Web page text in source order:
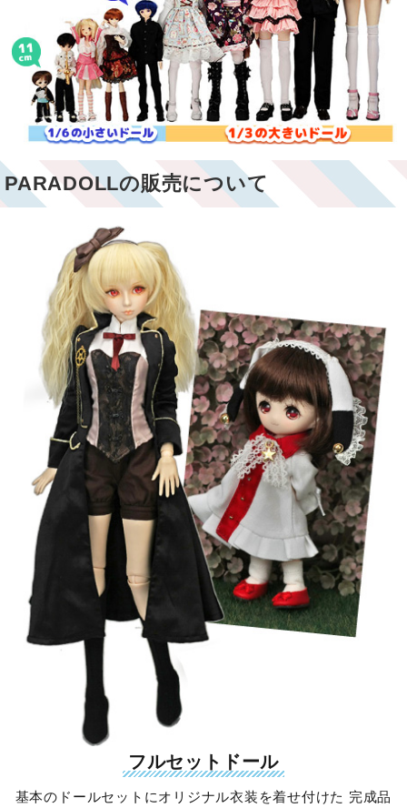
PARADOLLの販売について
フルセットドール
基本のドールセットにオリジナル衣装を着せ付けた 完成品